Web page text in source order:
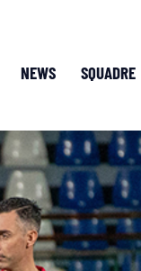
NEWS SQUADRE